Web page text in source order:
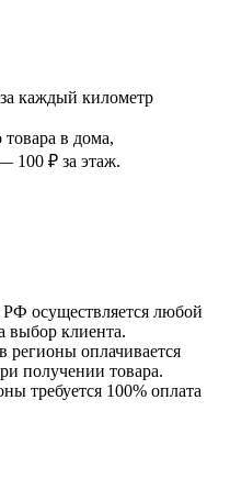
каждый километр
в дома,
100 ₽ за этаж.
осуществляется любой
выбор клиента.
регионы оплачивается
получении товара.
требуется 100% оплата